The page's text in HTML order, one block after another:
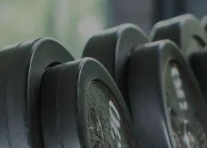
CATEGORIAS
Alimentação Saudável
Dicas de Manutenção
Dicas de Treino